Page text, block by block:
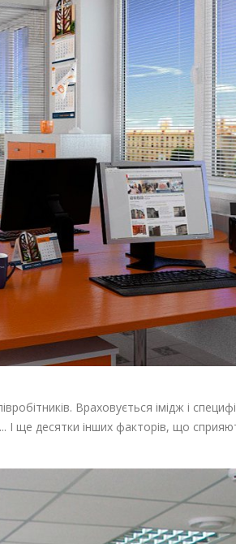
Враховується імідж і
І ще десятки інших факторів, що